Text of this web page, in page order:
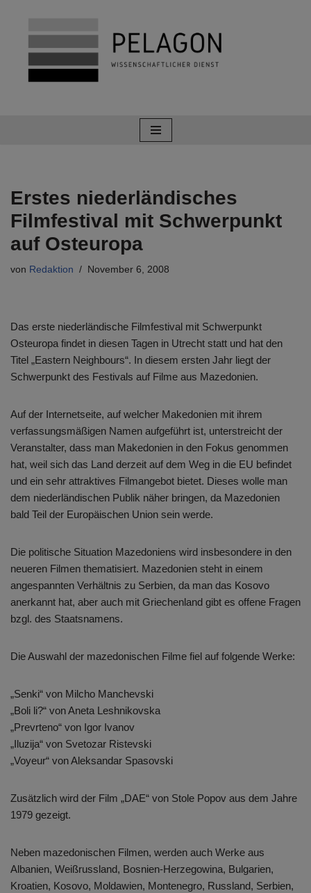
Zum
Inhalt
springen
Erstes niederländisches
Filmfestival mit Schwerpunkt
auf Osteuropa
von Redaktion November 6, 2008
Das erste niederländische Filmfestival mit Schwerpunkt
Osteuropa findet in diesen Tagen in Utrecht statt und hat den
Titel „Eastern Neighbours“. In diesem ersten Jahr liegt der
Schwerpunkt des Festivals auf Filme aus Mazedonien.
Auf der Internetseite, auf welcher Makedonien mit ihrem
verfassungsmäßigen Namen aufgeführt ist, unterstreicht der
Veranstalter, dass man Makedonien in den Fokus genommen
hat, weil sich das Land derzeit auf dem Weg in die EU befindet
und ein sehr attraktives Filmangebot bietet. Dieses wolle man
dem niederländischen Publik näher bringen, da Mazedonien
bald Teil der Europäischen Union sein werde.
Die politische Situation Mazedoniens wird insbesondere in den
neueren Filmen thematisiert. Mazedonien steht in einem
angespannten Verhältnis zu Serbien, da man das Kosovo
anerkannt hat, aber auch mit Griechenland gibt es offene Fragen
bzgl. des Staatsnamens.
Die Auswahl der mazedonischen Filme fiel auf folgende Werke:
„Senki“ von Milcho Manchevski
„Boli li?“ von Aneta Leshnikovska
„Prevrteno“ von Igor Ivanov
„Iluzija“ von Svetozar Ristevski
„Voyeur“ von Aleksandar Spasovski
Zusätzlich wird der Film „DAE“ von Stole Popov aus dem Jahre
1979 gezeigt.
Neben mazedonischen Filmen, werden auch Werke aus
Albanien, Weißrussland, Bosnien-Herzegowina, Bulgarien,
Kroatien, Kosovo, Moldawien, Montenegro, Russland, Serbien,